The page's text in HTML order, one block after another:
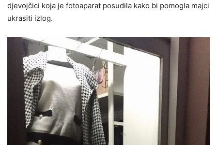
djevojčici koja je fotoaparat posudila kako bi pomogla majci
ukrasiti izlog.